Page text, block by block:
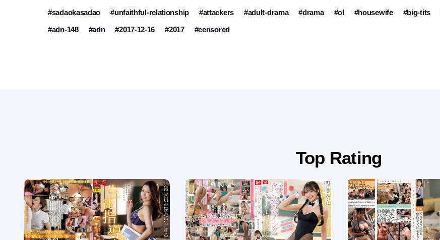
#sadaokasadao #unfaithful-relationship #attackers #adult-drama #drama #ol #housewife #big-tits
#adn-148
#adn #2017-12-16 #2017 #censored
Top Rating